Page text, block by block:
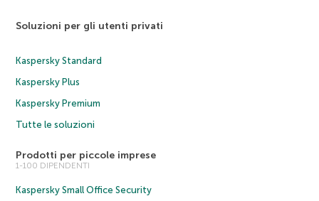
Soluzioni per gli utenti privati
Kaspersky Standard
Kaspersky Plus
Kaspersky Premium
Tutte le soluzioni
Prodotti per piccole imprese
1-100 DIPENDENTI
Kaspersky Small Office Security